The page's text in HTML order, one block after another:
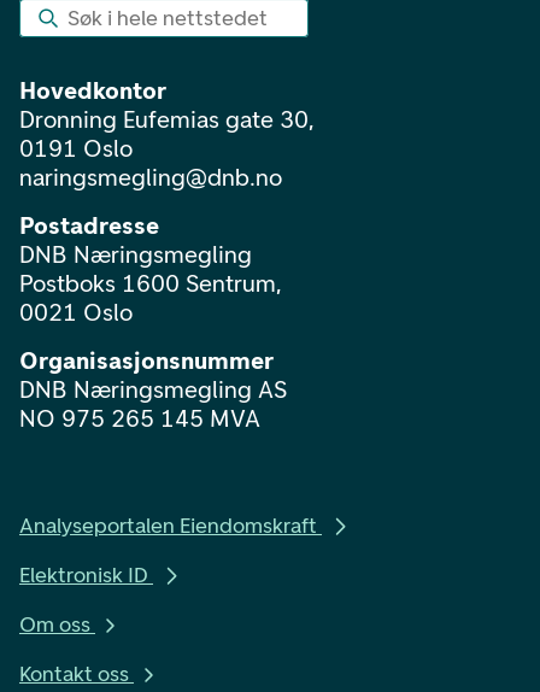
Søk i hele nettstedet
Hovedkontor
Dronning Eufemias gate 30,
0191 Oslo
naringsmegling@dnb.no
Postadresse
DNB Næringsmegling
Postboks 1600 Sentrum,
0021 Oslo
Organisasjonsnummer
DNB Næringsmegling AS
NO 975 265 145 MVA
Analyseportalen Eiendomskraft
Elektronisk ID
Om oss
Kontakt oss